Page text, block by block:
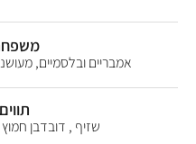
אמבריים ובלסמיים,
שזיף , דובדבן